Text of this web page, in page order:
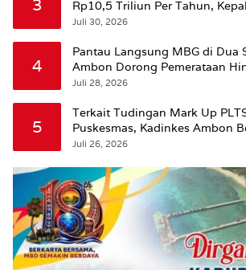
3
Rp10,5 Triliun Per Tahun,
Beri Penjelasan
Juli 30, 2026
4
Pantau Langsung MBG di Dua
Ambon Dorong Pemerataan
Leitimur Selatan
Juli 28, 2026
5
Terkait Tudingan Mark Up
Puskesmas, Kadinkes Ambon
Juli 26, 2026